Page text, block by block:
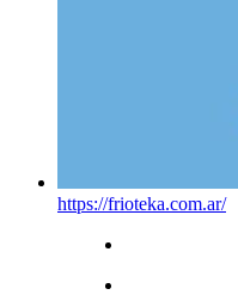
https://frioteka.com.ar/